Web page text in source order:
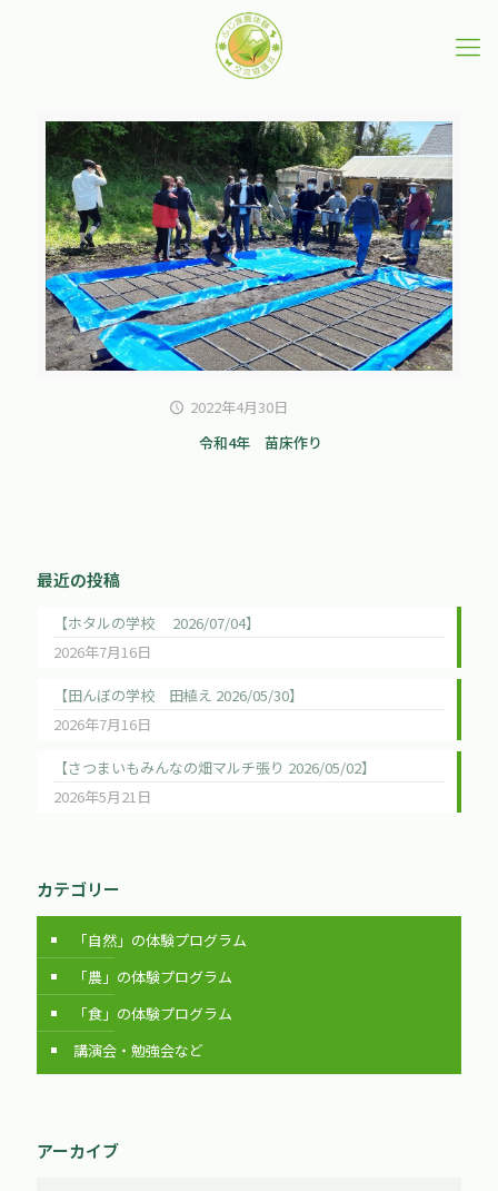
2022年4月30日
令和4年 苗床作り
最近の投稿
【ホタルの学校 2026/07/04】
2026年7月16日
【田んぼの学校 田植え 2026/05/30】
2026年7月16日
【さつまいもみんなの畑マルチ張り 2026/05/02】
2026年5月21日
カテゴリー
「自然」の体験プログラム
「農」の体験プログラム
「食」の体験プログラム
講演会・勉強会など
アーカイブ